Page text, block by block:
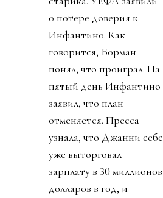
о потере доверия к
Инфантино. Как
говорится, Борман
понял, что проиграл. На
пятый день Инфантино
заявил, что план
отменяется. Пресса
узнала, что Джанни себе
уже выторговал
зарплату в 30 миллионов
долларов в год, и